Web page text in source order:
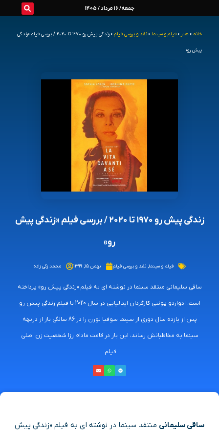
جمعه/ 16 مرداد / 1405
خانه » هنر » فیلم و سینما » نقد و بررسی فیلم » زندگی پیش رو ۱۹۷۰ تا ۲۰۲۰ / بررسی فیلم «زندگی
پیش رو»
زندگی پیش رو ۱۹۷۰ تا ۲۰۲۰ / بررسی فیلم «زندگی پیش
رو»
فیلم و سینما,نقد و بررسی فیلم بهمن ۱۵, ۱۳۹۹ محمد زکی زاده
ساقی سلیمانی منتقد سینما در نوشته ای به فیلم «زندگی پیش رو» پرداخته
است. ادواردو پونتی کارگردان ایتالیایی در سال 2020 با فیلم زندگی پیش رو
پس از یازده سال دوری از سینما سوفیا لورن را در 86 سالگی باز از دریچه
سینما به مخاطبانش رساند، این بار در قامت مادام رزا شخصیت زن اصلی
فیلم.
ساقی سلیمانی منتقد سینما در نوشته ای به فیلم «زندگی پیش